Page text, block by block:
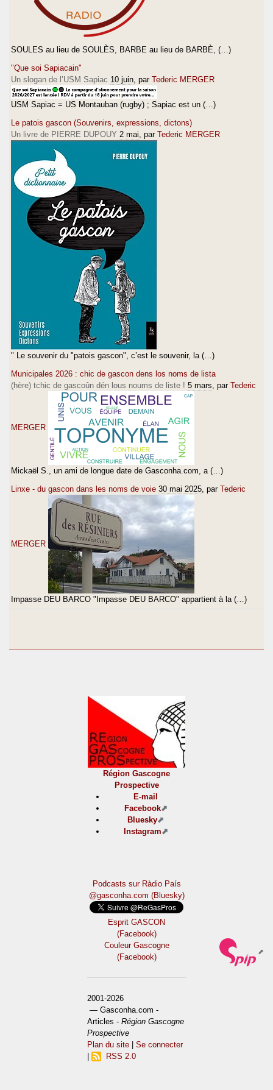
SOULES au lieu de SOULÈS, BARBE au lieu de BARBÈ, (…)
"Que soi Sapiacain"
Un slogan de l’USM Sapiac 10 juin , par Tederic MERGER
USM Sapiac = US Montauban (rugby) ; Sapiac est un (…)
Le patois gascon (Souvenirs, expressions, dictons)
Un livre de PIERRE DUPOUY 2 mai , par Tederic MERGER
" Le souvenir du "patois gascon", c’est le souvenir, la (…)
Municipales 2026 : chic de gascon dens los noms de lista
(hère) tchic de gascoûn dén lous noums de liste ! 5 mars , par Tederic
MERGER
Mickaël S., un ami de longue date de Gasconha.com, a (…)
Linxe - du gascon dans les noms de voie 30 mai 2025 , par Tederic
MERGER
Impasse DEU BARCO "Impasse DEU BARCO" appartient à la (…)
Région Gascogne
Prospective
E-mail
Facebook
Bluesky
Instagram
Podcasts sur Ràdio País
@gasconha.com (Bluesky)
Esprit GASCON
(Facebook)
Couleur Gascogne
(Facebook)
2001-2026
— Gasconha.com -
Articles -Région Gascogne
Prospective
Plan du site |Se connecter
RSS 2.0